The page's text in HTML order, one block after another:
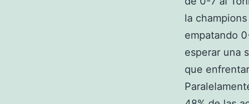
la
empatando
esperar una
que